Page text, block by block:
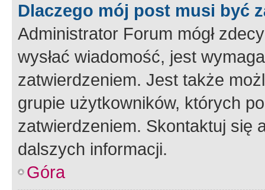
Dlaczego mój post musi być
Administrator Forum mógł
wysłać wiadomość, jest
zatwierdzeniem. Jest także
grupie użytkowników, których
zatwierdzeniem. Skontaktuj się
dalszych informacji.
Góra